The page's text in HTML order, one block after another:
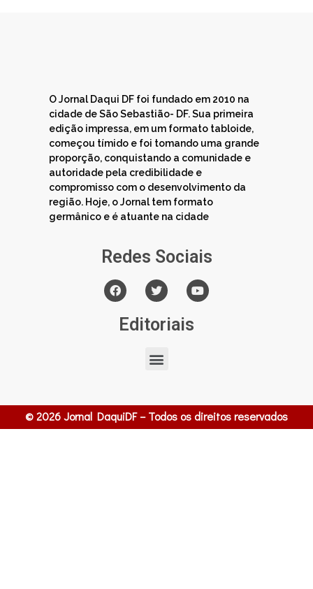
O Jornal Daqui DF foi fundado em 2010 na
cidade de São Sebastião- DF. Sua primeira
edição impressa, em um formato tabloide,
começou tímido e foi tomando uma grande
proporção, conquistando a comunidade e
autoridade pela credibilidade e
compromisso com o desenvolvimento da
região. Hoje, o Jornal tem formato
germânico e é atuante na cidade
Redes Sociais
Editoriais
© 2026 Jornal DaquiDF – Todos os direitos reservados